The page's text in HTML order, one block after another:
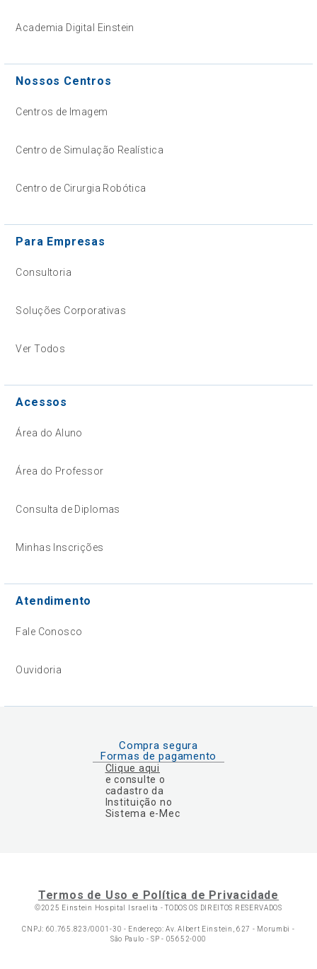
Academia Digital Einstein
Nossos Centros
Centros de Imagem
Centro de Simulação Realística
Centro de Cirurgia Robótica
Para Empresas
Consultoria
Soluções Corporativas
Ver Todos
Acessos
Área do Aluno
Área do Professor
Consulta de Diplomas
Minhas Inscrições
Atendimento
Fale Conosco
Ouvidoria
Compra segura
Formas de pagamento
Clique aqui
e consulte o
cadastro da
Instituição no
Sistema e-Mec
Termos de Uso e Política de Privacidade
©2025 Einstein Hospital Israelita -TODOS OS DIREITOS RESERVADOS
CNPJ: 60.765.823/0001-30 - Endereço: Av. Albert Einstein, 627 - Morumbi -
São Paulo - SP - 05652-000